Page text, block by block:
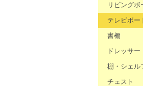
リビングボ
テレビボー
書棚
ドレッサー
棚・シェル
チェスト